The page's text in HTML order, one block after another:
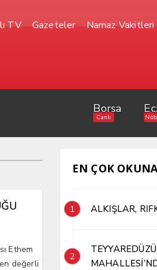
TV Gazeteler Namaz Vakitleri
Borsa
Canlı
Ethem
değerli
EN ÇOK
1 ALKIŞLAR,
2
TEYYAREDÜZÜ